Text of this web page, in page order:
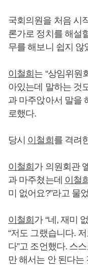
국회의원을 처음 시
론가로 정치를 해설
무를 해보니 쉽지 않
이철희 는 “상임위원
아있는데 말하는 것
과 마주앉아서 말을
로했다.
당시 이철희 를 격려
이철희 가 의원회관
과 마주쳤는데 이철희
미 없어요?”라고 물
이철희 가 “네, 재미
“저도 그랬습니다.
다”고 조언했다. 스
만 해서는 안 된다는